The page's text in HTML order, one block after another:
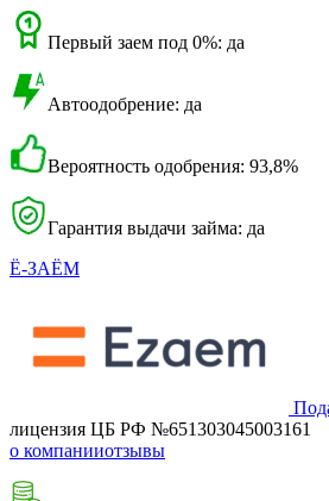
Первый заем под 0%: да
Автоодобрение: да
Вероятность одобрения: 93,8%
Гарантия выдачи займа: да
Ё-ЗАЁМ
лицензия ЦБ РФ №651303045003161
о компанииотзывы